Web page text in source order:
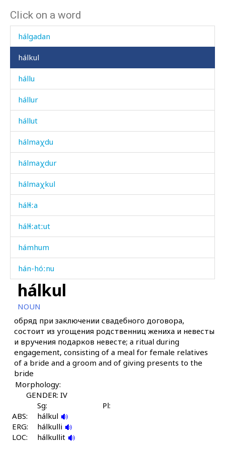
Click on a word
hálas
hálgadan
hálkul
hállu
hállur
hállut
hálmaχdu
hálmaχdur
hálmaχkul
hálɬːa
hálɬːatːut
hámhum
hán-hóːnu
hánasːeːni sínt'u
háneːni sínt'u
háni
hánišaw
hánnu
hánnu šaw
hánnukun šaw
hánnukunnu
hálkul
NOUN
обряд при заключении свадебного договора,
состоит из угощения родственниц жениха и невесты
и вручения подарков невесте; a ritual during
engagement, consisting of a meal for female relatives
of a bride and a groom and of giving presents to the
bride
Morphology:
GENDER: IV
Sg:
Pl:
ABS:
hálkul
ERG:
hálkulli
LOC:
hálkullit